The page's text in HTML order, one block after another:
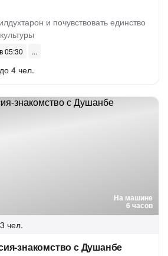
и почувствовать единство
05:30
4 чел.
На машине
6 часов
чел.
знакомство с Душанбе